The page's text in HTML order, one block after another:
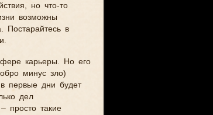
но что-то
возможны
Постарайтесь в
карьеры. Но его
минус зло)
первые дни будет
дел
просто такие